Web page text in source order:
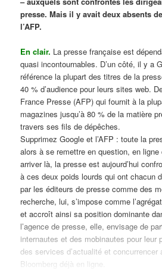
presse. Mais il y avait deux absents
l’AFP.
En clair. La presse française est
quasi incontournables. D’un côté, il y a
référence la plupart des titres de la
40 % d’audience pour leurs sites web.
France Presse (AFP) qui fournit à la
magazines jusqu’à 80 % de la matière
travers ses fils de dépêches.
Supprimez Google et l’AFP : toute la
alors à se remettre en question, en
arriver là, la presse est aujourd’hui
à ces deux poids lourds qui ont chacun
par les éditeurs de presse comme des
recherche, lui, s’impose comme
et accroît ainsi sa position dominante
l’agence de presse, elle, envisage de
internautes et des mobinautes pour leur
des services d’actualité et
Bloomberg déjà en ligne.